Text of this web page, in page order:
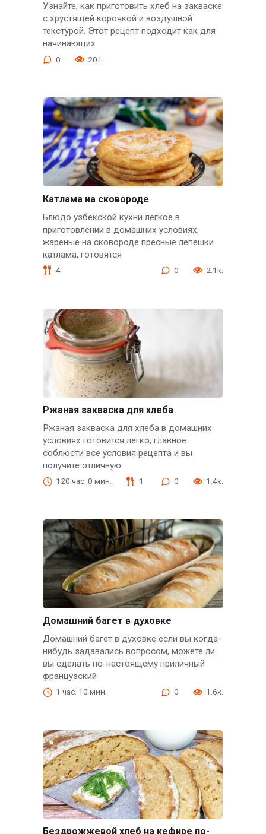
Узнайте, как приготовить хлеб на закваске
с хрустящей корочкой и воздушной
текстурой. Этот рецепт подходит как для
начинающих
0 201
Катлама на сковороде
Блюдо узбекской кухни легкое в
приготовлении в домашних условиях,
жареные на сковороде пресные лепешки
катлама, готовятся
4 0 2.1к.
Ржаная закваска для хлеба
Ржаная закваска для хлеба в домашних
условиях готовится легко, главное
соблюсти все условия рецепта и вы
получите отличную
120 час. 0 мин. 1 0 1.4к.
Домашний багет в духовке
Домашний багет в духовке если вы когда-
нибудь задавались вопросом, можете ли
вы сделать по-настоящему приличный
французский
1 час. 10 мин. 0 1.6к.
Бездрожжевой хлеб на кефире по-